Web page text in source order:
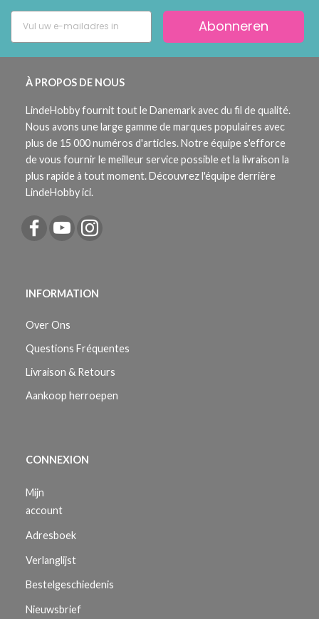
Abonneren
À PROPOS DE NOUS
LindeHobby fournit tout le Danemark avec du fil de qualité.
Nous avons une large gamme de marques populaires avec
plus de 15 000 numéros d'articles. Notre équipe s'efforce
de vous fournir le meilleur service possible et la livraison la
plus rapide à tout moment. Découvrez l'équipe derrière
LindeHobby ici.
INFORMATION
Over Ons
Questions Fréquentes
Livraison & Retours
Aankoop herroepen
CONNEXION
Mijn
account
Adresboek
Verlanglijst
Bestelgeschiedenis
Nieuwsbrief